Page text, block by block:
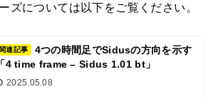
ズについては以下をご覧ください。
関連記事
4つの時間足でSidusの方向を示す
「4 time frame – Sidus 1.01 bt」
2025.05.08